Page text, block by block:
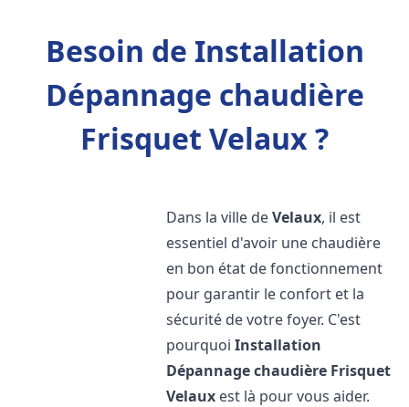
Besoin de Installation
Dépannage chaudière
Frisquet Velaux ?
Dans la ville deVelaux, il est
essentiel d'avoir une chaudière
en bon état de fonctionnement
pour garantir le confort et la
sécurité de votre foyer. C'est
pourquoiInstallation
Dépannage chaudière Frisquet
Velaux est là pour vous aider.